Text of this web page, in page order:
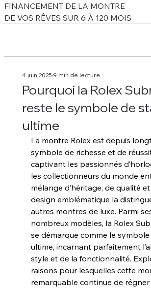
FINANCEMENT DE LA MONTRE
DE VOS RÊVES SUR 6 À 120 MOIS
Pourquoi la Rolex
reste le symbole de
ultime
4 juin 20259 min de lecture
La montre Rolex est depuis
symbole de richesse et de
captivant les passionnés
les collectionneurs du monde
mélange d’héritage, de qualité
design emblématique la
autres montres de luxe. Parmi
nombreux modèles, la Rolex
se démarque comme le
ultime, incarnant parfaitement
style et de la fonctionnalité.
raisons pour lesquelles cette
remarquable continue de